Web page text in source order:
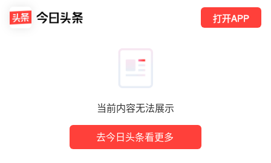
当前内容无法展示
去今日头条看更多
打开APP